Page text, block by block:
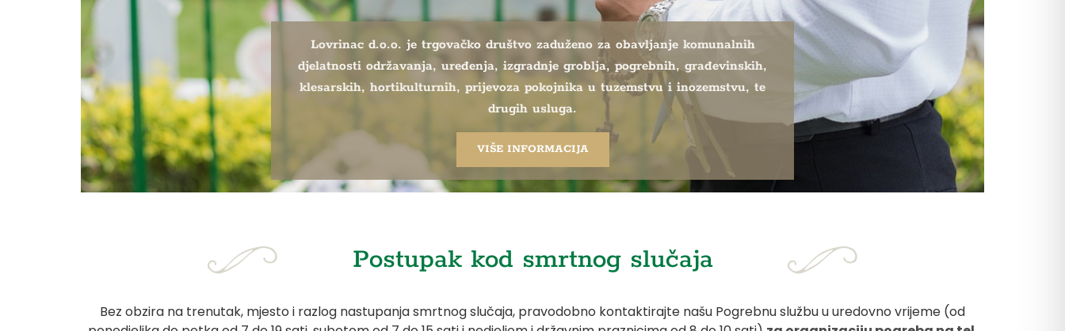
Lovrinac d.o.o. je trgovačko društvo zaduženo za obavljanje komunalnih
djelatnosti održavanja, uređenja, izgradnje groblja, pogrebnih, građevinskih,
klesarskih, hortikulturnih, prijevoza pokojnika u tuzemstvu i inozemstvu, te
drugih usluga.
VIŠE INFORMACIJA
Postupak kod smrtnog slučaja
Bez obzira na trenutak, mjesto i razlog nastupanja smrtnog slučaja, pravodobno kontaktirajte našu Pogrebnu službu u uredovno vrijeme (od